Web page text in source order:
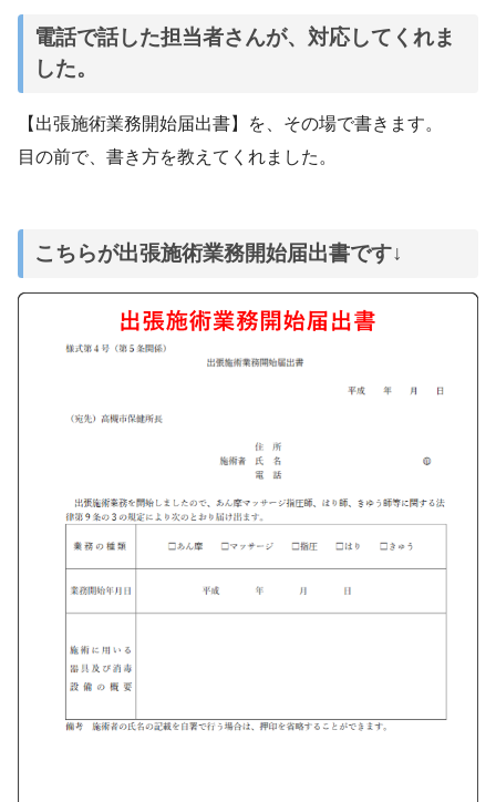
電話で話した担当者さんが、対応してくれま
した。
【出張施術業務開始届出書】を、その場で書きます。
目の前で、書き方を教えてくれました。
こちらが出張施術業務開始届出書です↓